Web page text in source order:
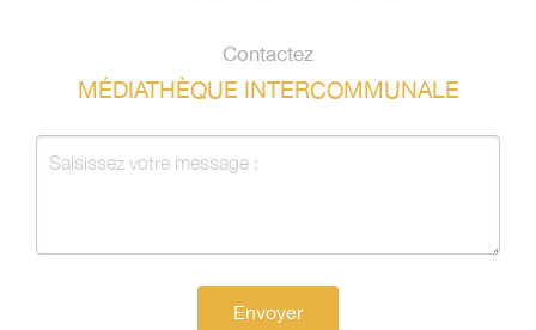
Contactez
MÉDIATHÈQUE INTERCOMMUNALE
Envoyer